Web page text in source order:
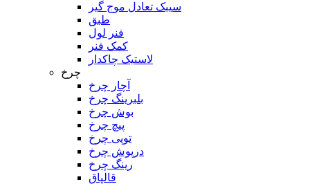
سیبک تعادل موج گیر
طبق
فنر لول
کمک فنر
لاستیک چاکدار
چرخ
آچار چرخ
بلبرینگ چرخ
بوش چرخ
پیچ چرخ
توپی چرخ
درپوش چرخ
رینگ چرخ
قالپاق